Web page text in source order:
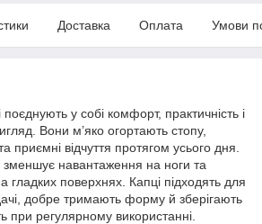
Доставка Оплата Умови
у собі комфорт, практичність і
Вони м’яко огортають стопу,
приємні відчуття протягом усього дня.
зменшує навантаження на ноги та
гладких поверхнях. Капці підходять для
добре тримають форму й зберігають
при регулярному використанні.